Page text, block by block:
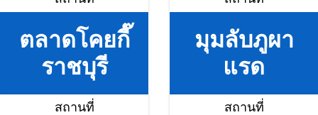
ตลาดโคยกี๊
ราชบุรี
มุมลับภูผา
แรด
สถานที่ สถานที่